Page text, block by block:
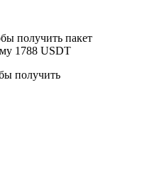
получить пакет
1788 USDT
получить